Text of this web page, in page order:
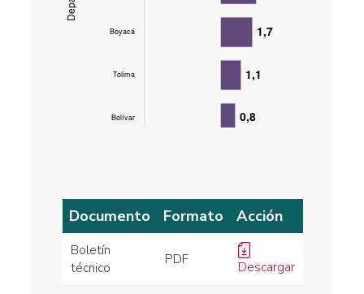
Documento Formato Acción
Boletín
técnico
PDF Descargar